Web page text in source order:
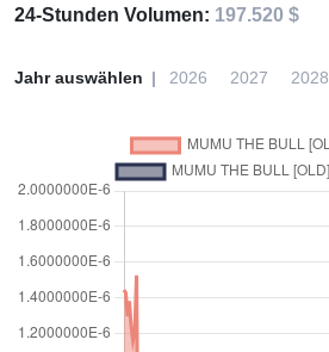
24-Stunden Volumen: 197.520 $
Jahr auswählen 2026 2027 2028